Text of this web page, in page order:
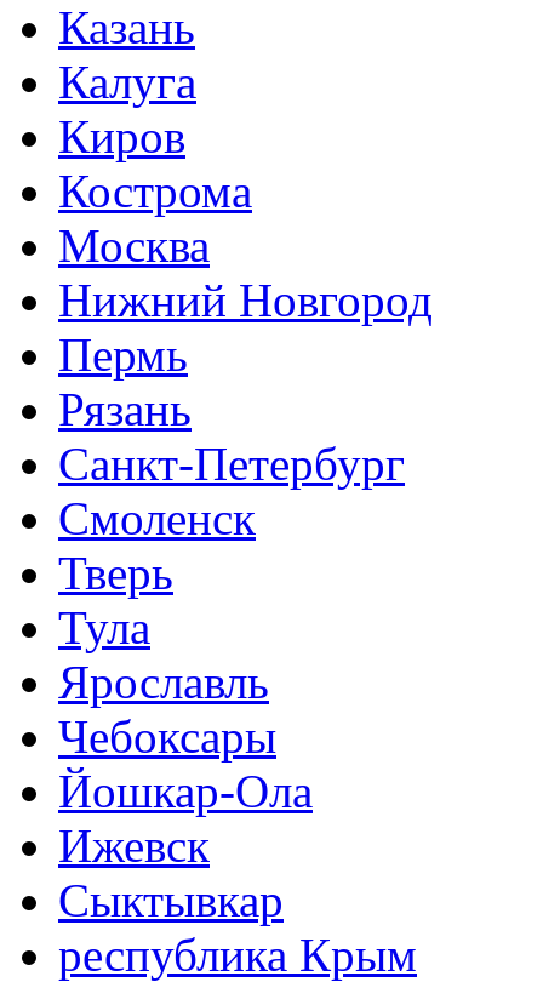
Казань
Калуга
Киров
Кострома
Москва
Нижний Новгород
Пермь
Рязань
Санкт-Петербург
Смоленск
Тверь
Тула
Ярославль
Чебоксары
Йошкар-Ола
Ижевск
Сыктывкар
республика Крым